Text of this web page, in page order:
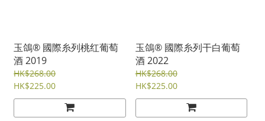
玉鴿® 國際糸列桃红葡萄
酒 2019
HK$268.00
HK$225.00
玉鴿® 國際糸列干白葡萄
酒 2022
HK$268.00
HK$225.00